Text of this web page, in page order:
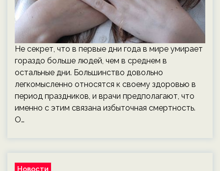
Не секрет, что в первые дни года в мире умирает
гораздо больше людей, чем в среднем в
остальные дни. Большинство довольно
легкомысленно относятся к своему здоровью в
период праздников, и врачи предполагают, что
именно с этим связана избыточная смертность.
О…
Новости